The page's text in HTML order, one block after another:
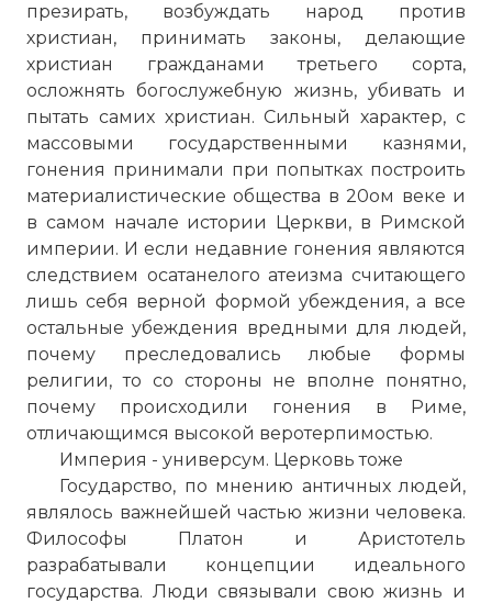
презирать, возбуждать народ против
христиан, принимать законы, делающие
христиан гражданами третьего сорта,
осложнять богослужебную жизнь, убивать и
пытать самих христиан. Сильный характер, с
массовыми государственными казнями,
гонения принимали при попытках построить
материалистические общества в 20ом веке и
в самом начале истории Церкви, в Римской
империи. И если недавние гонения являются
следствием осатанелого атеизма считающего
лишь себя верной формой убеждения, а все
остальные убеждения вредными для людей,
почему преследовались любые формы
религии, то со стороны не вполне понятно,
почему происходили гонения в Риме,
отличающимся высокой веротерпимостью.
Империя - универсум. Церковь тоже
Государство, по мнению античных людей,
являлось важнейшей частью жизни человека.
Философы Платон и Аристотель
разрабатывали концепции идеального
государства. Люди связывали свою жизнь и